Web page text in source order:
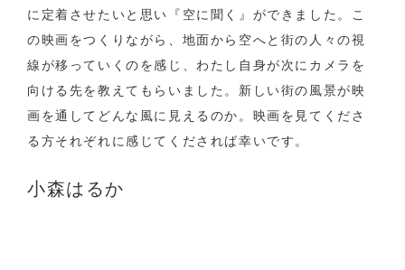
に定着させたいと思い『空に聞く』ができました。こ
の映画をつくりながら、地面から空へと街の人々の視
線が移っていくのを感じ、わたし自身が次にカメラを
向ける先を教えてもらいました。新しい街の風景が映
画を通してどんな風に見えるのか。映画を見てくださ
る方それぞれに感じてくだされば幸いです。
小森はるか